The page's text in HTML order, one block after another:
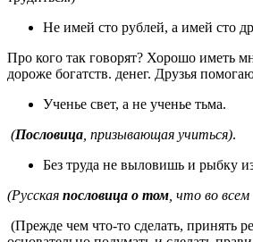
Не имей сто рублей, а имей сто
Про кого так говорят? Хорошо иметь
дороже богатств. денег. Друзья
Ученье свет, а не ученье тьма.
(Пословица , призывающая учиться).
Без труда не выловишь и рыбку
(Русская пословица о том , что во
(Прежде чем что-то сделать, принять